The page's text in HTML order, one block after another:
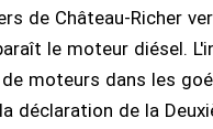
de Château-Richer
le moteur diésel.
de moteurs dans les
déclaration de la